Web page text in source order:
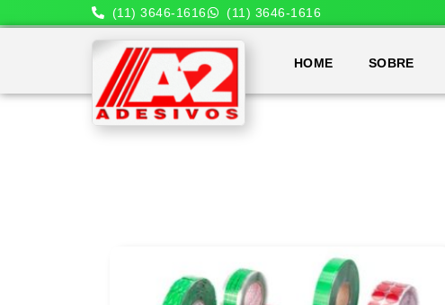
(11) 3646-1616 (11) 3646-1616
HOME SOBRE